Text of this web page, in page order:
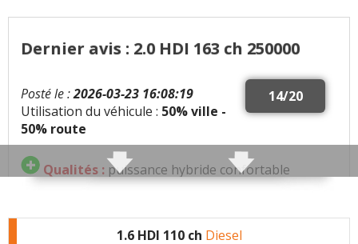
Dernier avis : 2.0 HDI 163 ch 250000
14/20
Posté le :2026-03-23 16:08:19
Utilisation du véhicule : 50% ville -
50% route
Qualités : puissance hybride confortable
familiale
FAP et vanne EGR qui s'encrassent vite
1.6 HDI 110 ch Diesel